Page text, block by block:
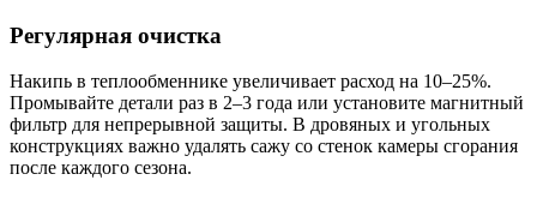
Регулярная очистка
Накипь в теплообменнике увеличивает расход на 10–25%.
Промывайте детали раз в 2–3 года или установите магнитный
фильтр для непрерывной защиты. В дровяных и угольных
конструкциях важно удалять сажу со стенок камеры сгорания
после каждого сезона.